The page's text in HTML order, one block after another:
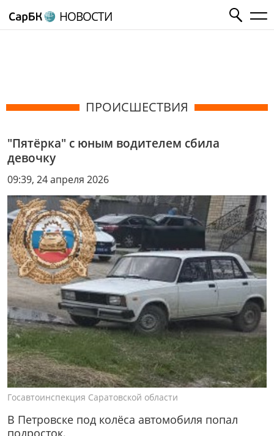
НОВОСТИ
ПРОИСШЕСТВИЯ
"Пятёрка" с юным водителем сбила
девочку
09:39, 24 апреля 2026
Госавтоинспекция Саратовской области
В Петровске под колёса автомобиля попал